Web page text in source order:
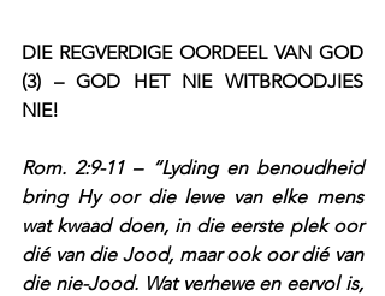
DIE REGVERDIGE OORDEEL VAN GOD
(3) – GOD HET NIE WITBROODJIES
NIE!
Rom. 2:9-11 – “Lyding en benoudheid
bring Hy oor die lewe van elke mens
wat kwaad doen, in die eerste plek oor
dié van die Jood, maar ook oor dié van
die nie-Jood. Wat verhewe en eervol is,